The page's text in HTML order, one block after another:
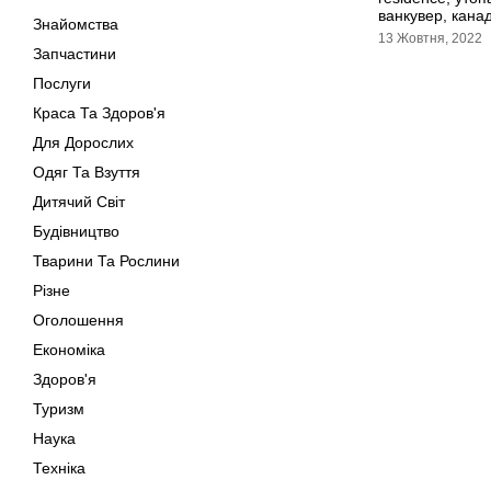
Знайомства
Запчастини
Послуги
Краса Та Здоров'я
Для Дорослих
Одяг Та Взуття
Дитячий Світ
Будівництво
Тварини Та Рослини
Різне
Оголошення
Економіка
Здоров'я
Туризм
Наука
Техніка
ванкувер,
13 Жовтня, 2022